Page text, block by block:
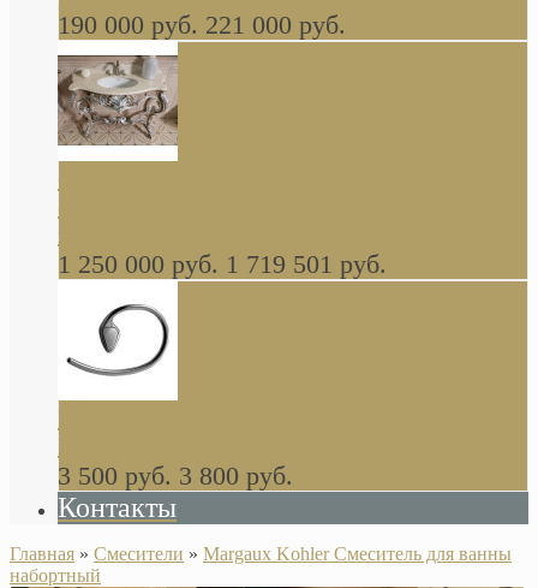
190 000 руб. 221 000 руб.
стиле барокко, из массива дерева, светло
коричневый матовый окрас + серебро
1 250 000 руб. 1 719 501 руб.
Khala Colombo аксессуары (серия) В
НАЛИЧИИ
3 500 руб. 3 800 руб.
Контакты
Главная » Смесители » Margaux Kohler Смеситель для ванны
набортный